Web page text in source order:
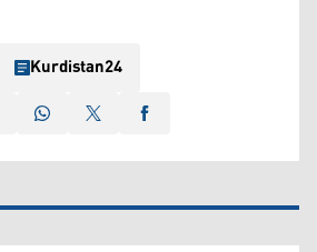
Kurdistan24